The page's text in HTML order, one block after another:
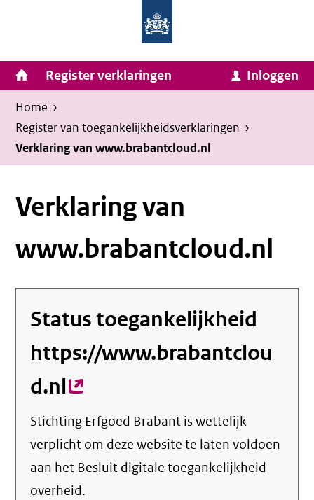
inhoud
van
Zaken
en
Koninkrijksrelaties
Homepage
van
Invulassistent
Toegankelijkheidsverklaring
Toegankelijkheidsverklaring
Hoofdnavigatie
Register verklaringen Inloggen
Kruimelpad
U
bevindt
zich
hier:
Home ›
Register van toegankelijkheids­verklaringen ›
Verklaring van www.brabantcloud.nl
Verklaring van
www.brabantcloud.nl
Status toegankelijkheid
https://www.brabantclou
d.nl(externe
link)
Stichting Erfgoed Brabant is wettelijk
verplicht om deze website te laten voldoen
aan het Besluit digitale toegankelijkheid
overheid.